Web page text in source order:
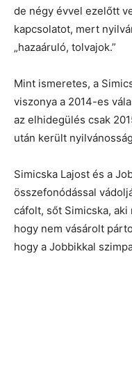
de négy évvel ezelőtt
kapcsolatot, mert
„hazaáruló, tolvajok.”
Mint ismeretes, a
viszonya a 2014-es
az elhidegülés csak
után került
Simicska Lajost és a
összefonódással
cáfolt, sőt Simicska,
hogy nem vásárolt
hogy a Jobbikkal